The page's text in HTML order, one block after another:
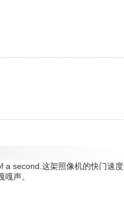
second.这架照像机的快门速度
声。